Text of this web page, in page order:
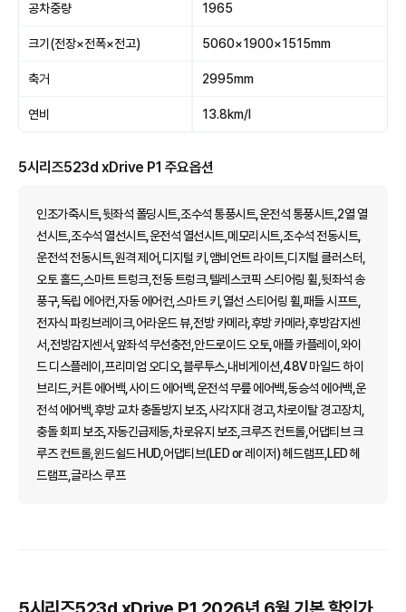
공차중량 1965
크기(전장×전폭×전고) 5060×1900×1515mm
축거 2995mm
연비 13.8km/l
5시리즈523d xDrive P1 주요옵션
인조가죽시트,뒷좌석 폴딩시트,조수석 통풍시트,운전석 통풍시트,2열 열
선시트,조수석 열선시트,운전석 열선시트,메모리시트,조수석 전동시트,
운전석 전동시트,원격 제어,디지털 키,앰비언트 라이트,디지털 클러스터,
오토 홀드,스마트 트렁크,전동 트렁크,텔레스코픽 스티어링 휠,뒷좌석 송
풍구,독립 에어컨,자동 에어컨,스마트 키,열선 스티어링 휠,패들 시프트,
전자식 파킹브레이크,어라운드 뷰,전방 카메라,후방 카메라,후방감지센
서,전방감지센서,앞좌석 무선충전,안드로이드 오토,애플 카플레이,와이
드 디스플레이,프리미엄 오디오,블루투스,내비게이션,48V 마일드 하이
브리드,커튼 에어백,사이드 에어백,운전석 무릎 에어백,동승석 에어백,운
전석 에어백,후방 교차 충돌방지 보조,사각지대 경고,차로이탈 경고장치,
충돌 회피 보조,자동긴급제동,차로유지 보조,크루즈 컨트롤,어댑티브 크
루즈 컨트롤,윈드쉴드 HUD,어댑티브(LED or 레이저) 헤드램프,LED 헤
드램프,글라스 루프